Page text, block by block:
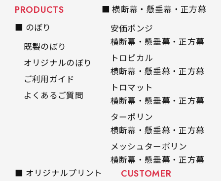
PRODUCTS
■ のぼり
既製のぼり
オリジナルのぼり
ご利用ガイド
よくあるご質問
■ 横断幕・懸垂幕・正方幕
安価ポンジ
横断幕・懸垂幕・正方幕
トロピカル
横断幕・懸垂幕・正方幕
トロマット
横断幕・懸垂幕・正方幕
ターポリン
横断幕・懸垂幕・正方幕
メッシュターポリン
横断幕・懸垂幕・正方幕
■ オリジナルプリント
CUSTOMER